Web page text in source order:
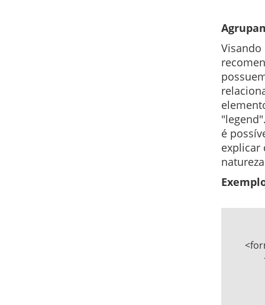
é
explicar